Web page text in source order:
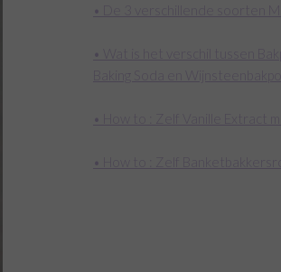
• De 3 verschillende soorten
• Wat is het verschil tussen
Baking Soda en
• How to : Zelf Vanille Extract
• How to : Zelf